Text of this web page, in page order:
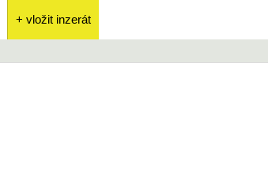
+ vložit inzerát